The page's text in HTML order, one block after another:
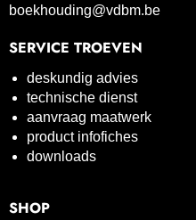
boekhouding@vdbm.be
SERVICE TROEVEN
deskundig advies
technische dienst
aanvraag maatwerk
product infofiches
downloads
SHOP